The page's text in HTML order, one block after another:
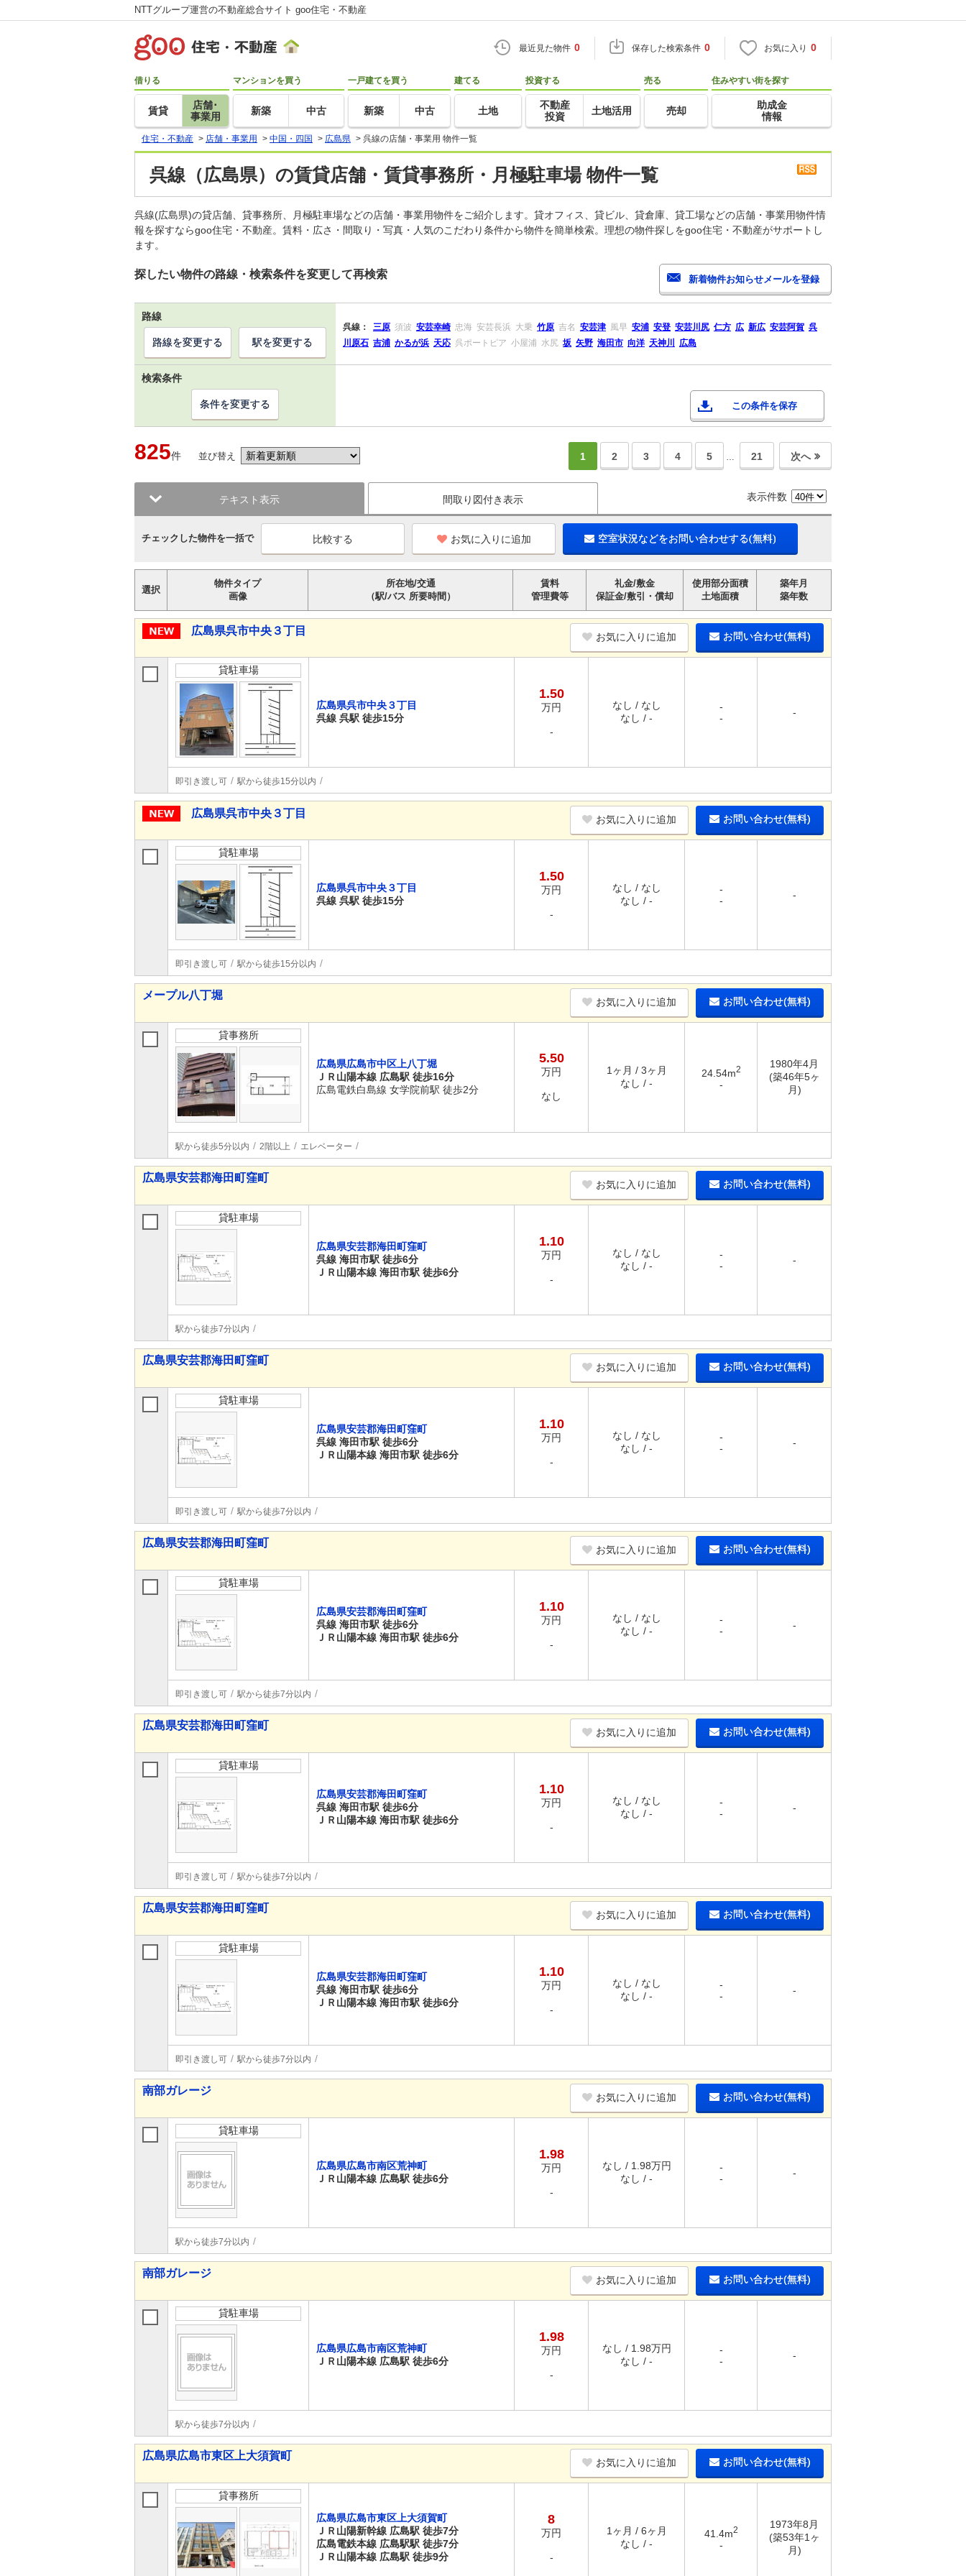
NTTグループ運営の不動産総合サイト goo住宅・不動産
最近見た物件 0 保存した検索条件 0 お気に入り 0
借りる
賃貸
店舗･
事業用
マンションを買う
新築 中古
一戸建てを買う
新築 中古
建てる
土地
投資する
不動産
投資
土地活用
売る
売却
住みやすい街を探す
助成金
情報
住宅・不動産 > 店舗・事業用 > 中国・四国 > 広島県 > 呉線の店舗・事業用 物件一覧
呉線（広島県）の賃貸店舗・賃貸事務所・月極駐車場 物件一覧
呉線(広島県)の貸店舗、貸事務所、月極駐車場などの店舗・事業用物件をご紹介します。貸オフィス、貸ビル、貸倉庫、貸工場などの店舗・事業用物件情
報を探すならgoo住宅・不動産。賃料・広さ・間取り・写真・人気のこだわり条件から物件を簡単検索。理想の物件探しをgoo住宅・不動産がサポートし
ます。
探したい物件の路線・検索条件を変更して再検索
路線
呉線： 三原 須波 安芸幸崎 忠海 安芸長浜 大乗 竹原 吉名 安芸津 風早 安浦 安登 安芸川尻 仁方 広 新広 安芸阿賀 呉
川原石 吉浦 かるが浜 天応 呉ポートピア 小屋浦 水尻 坂 矢野 海田市 向洋 天神川 広島
路線を変更する 駅を変更する
検索条件
この条件を保存
条件を変更する
825件 並び替え 1 2 3 4 5 … 21 次へ
テキスト表示 間取り図付き表示 表示件数
チェックした物件を一括で お気に入りに追加 空室状況などをお問い合わせする(無料)
選択
物件タイプ
画像
所在地/交通
（駅/バス 所要時間）
賃料
管理費等
礼金/敷金
保証金/敷引・償却
使用部分面積
土地面積
築年月
築年数
広島県呉市中央３丁目 お気に入りに追加 お問い合わせ(無料)
貸駐車場
広島県呉市中央３丁目
呉線 呉駅 徒歩15分
1.50
万円
-
なし / なし
なし / -
-
-
-
即引き渡し可 駅から徒歩15分以内
広島県呉市中央３丁目 お気に入りに追加 お問い合わせ(無料)
貸駐車場
広島県呉市中央３丁目
呉線 呉駅 徒歩15分
1.50
万円
-
なし / なし
なし / -
-
-
-
即引き渡し可 駅から徒歩15分以内
メープル八丁堀
お気に入りに追加 お問い合わせ(無料)
貸事務所
広島県広島市中区上八丁堀
ＪＲ山陽本線 広島駅 徒歩16分
広島電鉄白島線 女学院前駅 徒歩2分
5.50
万円
なし
1ヶ月 / 3ヶ月
なし / -
24.54m2
-
1980年4月
(築46年5ヶ
月)
駅から徒歩5分以内 2階以上 エレベーター
広島県安芸郡海田町窪町
お気に入りに追加 お問い合わせ(無料)
貸駐車場
広島県安芸郡海田町窪町
呉線 海田市駅 徒歩6分
ＪＲ山陽本線 海田市駅 徒歩6分
1.10
万円
-
なし / なし
なし / -
-
-
-
駅から徒歩7分以内
広島県安芸郡海田町窪町
お気に入りに追加 お問い合わせ(無料)
貸駐車場
広島県安芸郡海田町窪町
呉線 海田市駅 徒歩6分
ＪＲ山陽本線 海田市駅 徒歩6分
1.10
万円
-
なし / なし
なし / -
-
-
-
即引き渡し可 駅から徒歩7分以内
広島県安芸郡海田町窪町
お気に入りに追加 お問い合わせ(無料)
貸駐車場
広島県安芸郡海田町窪町
呉線 海田市駅 徒歩6分
ＪＲ山陽本線 海田市駅 徒歩6分
1.10
万円
-
なし / なし
なし / -
-
-
-
即引き渡し可 駅から徒歩7分以内
広島県安芸郡海田町窪町
お気に入りに追加 お問い合わせ(無料)
貸駐車場
広島県安芸郡海田町窪町
呉線 海田市駅 徒歩6分
ＪＲ山陽本線 海田市駅 徒歩6分
1.10
万円
-
なし / なし
なし / -
-
-
-
即引き渡し可 駅から徒歩7分以内
広島県安芸郡海田町窪町
お気に入りに追加 お問い合わせ(無料)
貸駐車場
広島県安芸郡海田町窪町
呉線 海田市駅 徒歩6分
ＪＲ山陽本線 海田市駅 徒歩6分
1.10
万円
-
なし / なし
なし / -
-
-
-
即引き渡し可 駅から徒歩7分以内
南部ガレージ
お気に入りに追加 お問い合わせ(無料)
貸駐車場
広島県広島市南区荒神町
ＪＲ山陽本線 広島駅 徒歩6分
1.98
万円
-
なし / 1.98万円
なし / -
-
-
-
駅から徒歩7分以内
南部ガレージ
お気に入りに追加 お問い合わせ(無料)
貸駐車場
広島県広島市南区荒神町
ＪＲ山陽本線 広島駅 徒歩6分
1.98
万円
-
なし / 1.98万円
なし / -
-
-
-
駅から徒歩7分以内
広島県広島市東区上大須賀町
お気に入りに追加 お問い合わせ(無料)
貸事務所
広島県広島市東区上大須賀町
ＪＲ山陽新幹線 広島駅 徒歩7分
広島電鉄本線 広島駅駅 徒歩7分
ＪＲ山陽本線 広島駅 徒歩9分
8
万円
-
1ヶ月 / 6ヶ月
なし / -
41.4m2
-
1973年8月
(築53年1ヶ
月)